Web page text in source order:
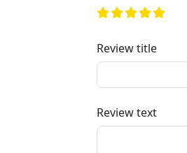
Review title
Review text